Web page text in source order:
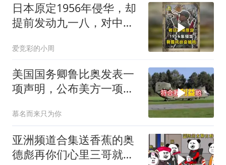
日本原定1956年侵华，却
提前发动九一八，对中国
爱竞彩的小周
美国国务卿鲁比奥发表一
项声明，公布美方一项重
慕名而来只为你
亚洲频道合集送香蕉的奥
德彪再你们心里三哥就是